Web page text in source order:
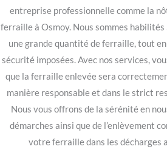
entreprise professionnelle comme la
ferraille à Osmoy. Nous sommes
une grande quantité de ferraille, tout
sécurité imposées. Avec nos services,
que la ferraille enlevée sera
manière responsable et dans le strict
Nous vous offrons de la sérénité en
démarches ainsi que de l’enlèvement
votre ferraille dans les décharges